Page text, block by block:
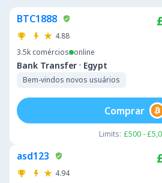
BTC1888
4.88
3.5k comércios online
Bank Transfer · Egypt
Bem-vindos novos usuários
Limits: £500 -
Comprar
asd123
4.94